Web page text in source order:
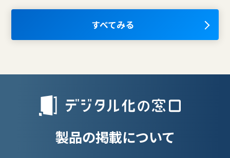
離職防止ツー
授業支援シス
すべてみる
製品の掲載について